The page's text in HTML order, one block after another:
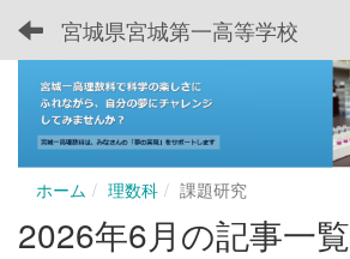
宮城県宮城第一高等学校
ホーム 理数科 課題研究
2026年6月の記事一覧